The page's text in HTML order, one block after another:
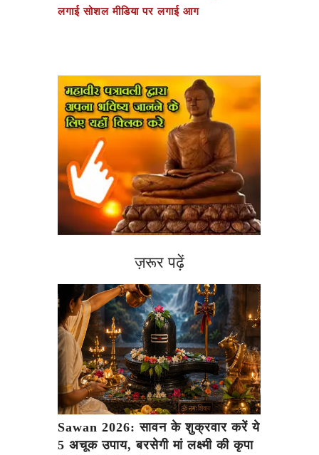
लगाई सोशल मीडिया पर लगाई आग
ज़रूर पढ़ें
Sawan 2026: सावन के शुक्रवार करें ये
5 अचूक उपाय, बरसेगी मां लक्ष्मी की कृपा